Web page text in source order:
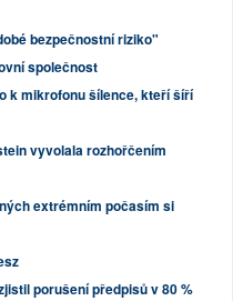
bezpečnostní riziko"
společnost
k mikrofonu šílence, kteří šíří
vyvolala rozhořčením
extrémním počasím si
porušení předpisů v 80 %